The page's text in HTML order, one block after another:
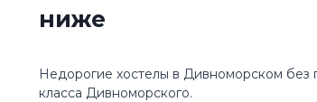
ниже
Недорогие хостелы в Дивноморском без
класса Дивноморского.